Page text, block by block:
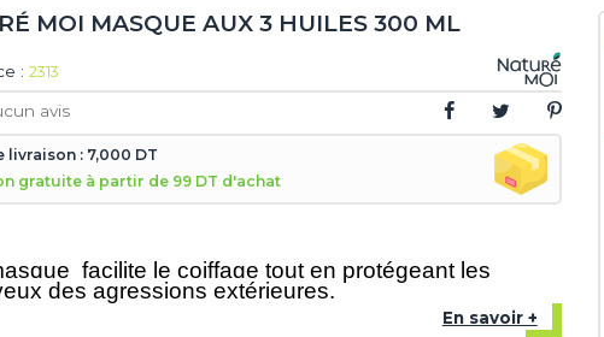
MOI MASQUE AUX 3 HUILES 300 ML
: 2313
avis
livraison : 7,000 DT
gratuite à partir de 99 DT d'achat
facilite le coiffage tout en protégeant les
des agressions extérieures.
En savoir +